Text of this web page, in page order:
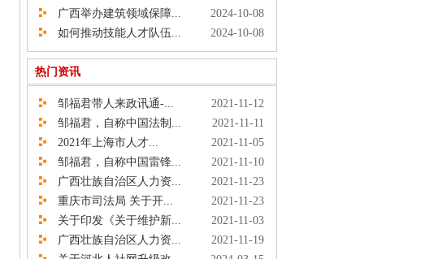
广西举办建筑领域保障...
2024-10-08
如何推动技能人才队伍...
2024-10-08
热门资讯
邹福君带人来政讯通-...
2021-11-12
邹福君，自称中国法制...
2021-11-11
2021年上海市人才...
2021-11-05
邹福君，自称中国雷锋...
2021-11-10
广西壮族自治区人力资...
2021-11-23
重庆市司法局 关于开...
2021-11-23
关于印发《关于维护新...
2021-11-03
广西壮族自治区人力资...
2021-11-19